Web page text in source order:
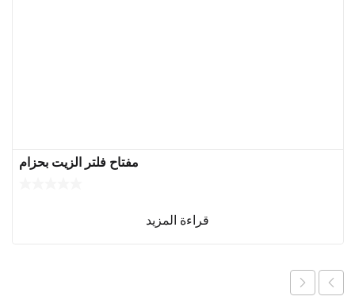
مفتاح فلتر الزيت بحزام
قراءة المزيد